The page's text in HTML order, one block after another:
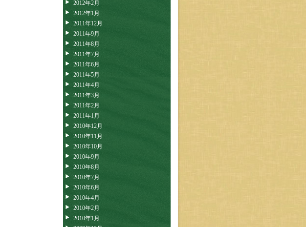
2012年2月
2012年1月
2011年12月
2011年9月
2011年8月
2011年7月
2011年6月
2011年5月
2011年4月
2011年3月
2011年2月
2011年1月
2010年12月
2010年11月
2010年10月
2010年9月
2010年8月
2010年7月
2010年6月
2010年4月
2010年2月
2010年1月